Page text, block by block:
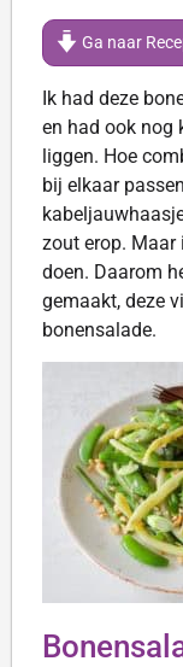
Ga naar
Ik had deze
en had ook nog
liggen. Hoe
bij elkaar
zout erop. Maar
doen. Daarom
gemaakt, deze
bonensalade.